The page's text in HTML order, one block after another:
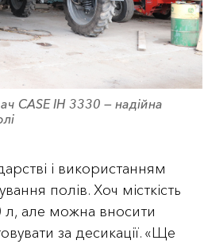
CASE IH 3330 — надійна
і використанням
полів. Хоч місткість
л, але можна вносити
за десикації. «Ще